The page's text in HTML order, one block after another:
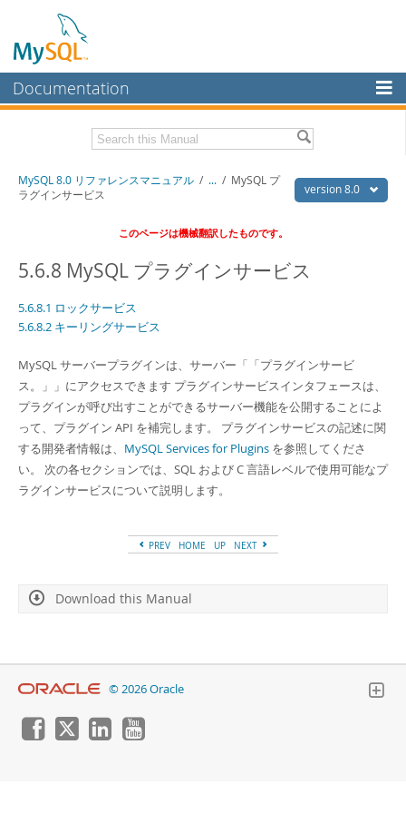
Documentation
MySQL Enterprise
Workbench
Connectors
More
Downloads
Developer Zone
Download this Manual version 8.0
MySQL 8.0 リファレンスマニュアル / ... / MySQL プ
ラグインサービス
このページは機械翻訳したものです。
5.6.8 MySQL プラグインサービス
5.6.8.1 ロックサービス
5.6.8.2 キーリングサービス
MySQL サーバープラグインは、サーバー 「 「プラグインサービ
ス。」
」 にアクセスできます プラグインサービスインタフェースは、
プラグインが呼び出すことができるサーバー機能を公開することによ
って、プラグイン API を補完します。 プラグインサービスの記述に関
する開発者情報は、 MySQL Services for Plugins を参照してくださ
い。 次の各セクションでは、SQL および C 言語レベルで使用可能なプ
ラグインサービスについて説明します。
PREV HOME UP NEXT
Download this Manual
© 2026 Oracle